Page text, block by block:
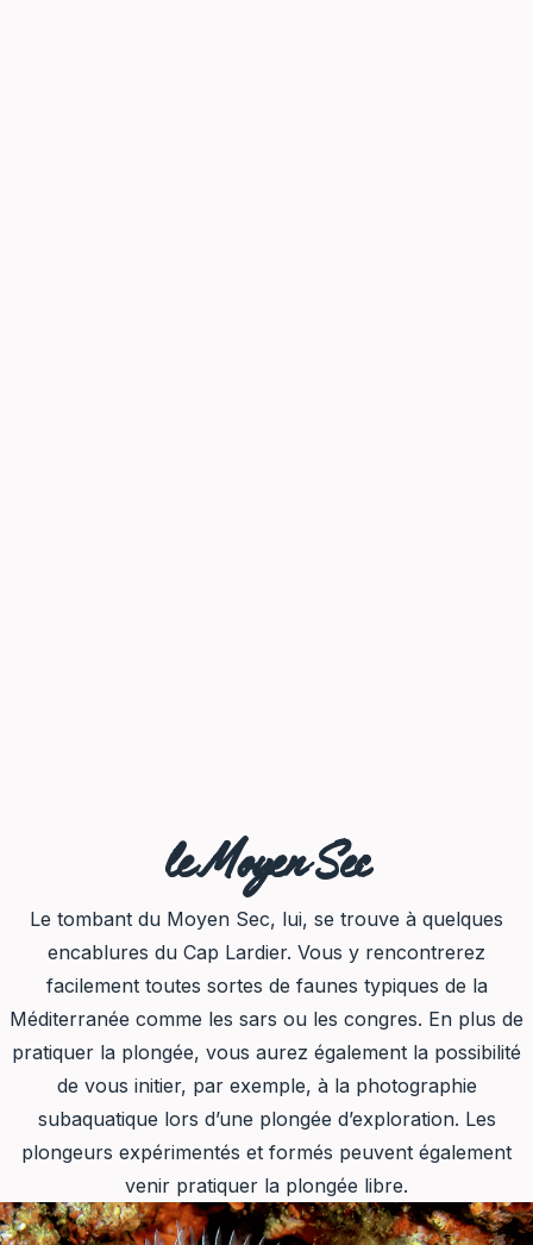
le Moyen Sec
Le tombant du Moyen Sec, lui, se trouve à quelques
encablures du Cap Lardier. Vous y rencontrerez
facilement toutes sortes de faunes typiques de la
Méditerranée comme les sars ou les congres. En plus de
pratiquer la plongée, vous aurez également la possibilité
de vous initier, par exemple, à la photographie
subaquatique lors d’une plongée d’exploration. Les
plongeurs expérimentés et formés peuvent également
venir pratiquer la plongée libre.